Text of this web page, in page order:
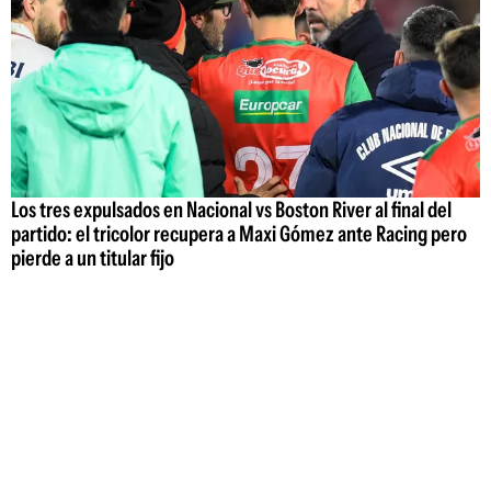
Los tres expulsados en Nacional vs Boston River al final del
partido: el tricolor recupera a Maxi Gómez ante Racing pero
pierde a un titular fijo